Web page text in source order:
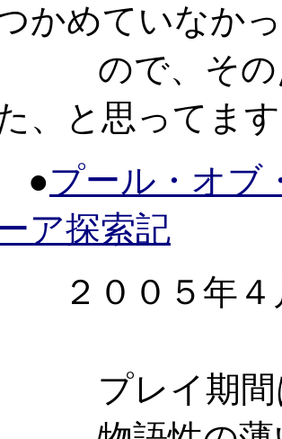
かめていなか
、その
、と思ってま
プール・オ
ア探索記
２００５年
イ期間は